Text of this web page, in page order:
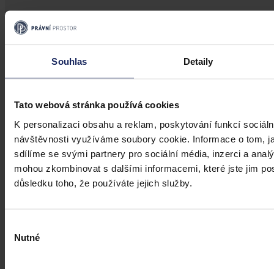
Souhlas Detaily
Tato webová stránka používá cookies
K personalizaci obsahu a reklam, poskytování funkcí
návštěvnosti využíváme soubory cookie. Informace o tom,
sdílíme se svými partnery pro sociální média, inzerci a
mohou zkombinovat s dalšími informacemi, které jste jim
důsledku toho, že používáte jejich služby.
souhlasu
Nutné
Aktuality
Změnu financování ČT, kterou plánuje
vláda, označil Senát za nežádoucí
Praha 29. července (ČTK) - Změnu financování České televize
(ČT), kterou plánuje vládní koalice, označil dnes Senát za
nežádoucí, nekoncepční a odporující platným pravidlům EU.
ČTK • 30. července 2026, 10:35